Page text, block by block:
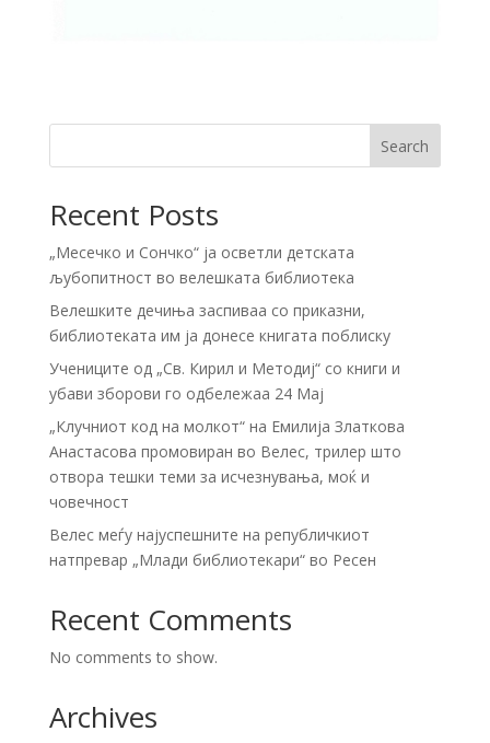
Search
Recent Posts
„Месечко и Сончко“ ја осветли детската
љубопитност во велешката библиотека
Велешките дечиња заспиваа со приказни,
библиотеката им ја донесе книгата поблиску
Учениците од „Св. Кирил и Методиј“ со книги и
убави зборови го одбележаа 24 Мај
„Клучниот код на молкот“ на Емилија Златкова
Анастасова промовиран во Велес, трилер што
отвора тешки теми за исчезнувања, моќ и
човечност
Велес меѓу најуспешните на републичкиот
натпревар „Млади библиотекари“ во Ресен
Recent Comments
No comments to show.
Archives